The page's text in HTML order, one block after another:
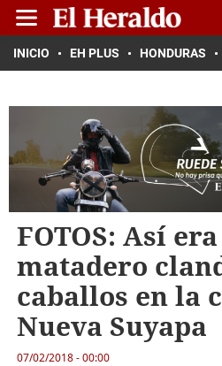
INICIO EH PLUS HONDURAS
FOTOS: Así
matadero
caballos en la
Nueva Suyapa
07/02/2018 - 00:00